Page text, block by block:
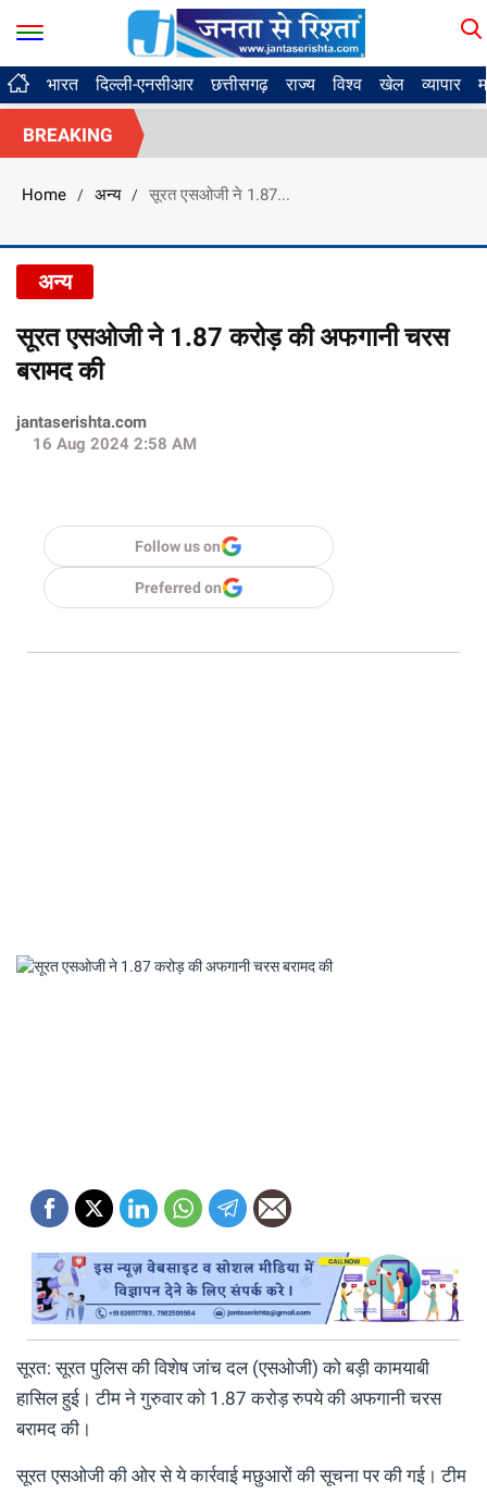
भारत दिल्ली-एनसीआर छत्तीसगढ़ राज्य विश्व खेल व्यापार
BREAKING
Home / अन्य / सूरत एसओजी ने 1.87...
अन्य
सूरत एसओजी ने 1.87 करोड़ की अफगानी चरस
बरामद की
jantaserishta.com
16 Aug 2024 2:58 AM
Follow us on
Preferred on
सूरत: सूरत पुलिस की विशेष जांच दल (एसओजी) को बड़ी कामयाबी
हासिल हुई। टीम ने गुरुवार को 1.87 करोड़ रुपये की अफगानी चरस
बरामद की।
सूरत एसओजी की ओर से ये कार्रवाई मछुआरों की सूचना पर की गई। टीम